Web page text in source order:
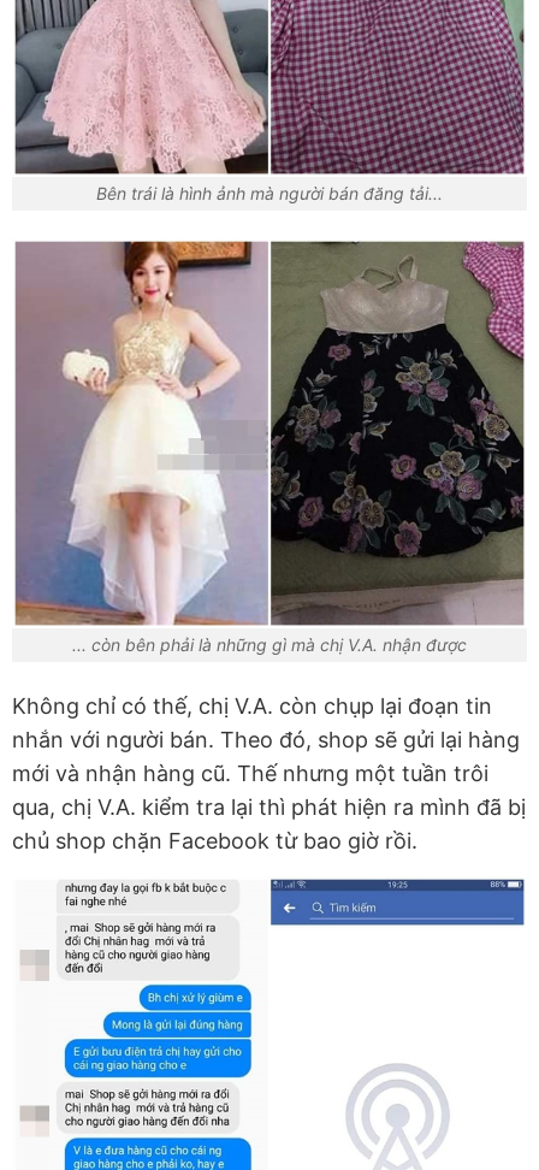
Bên trái là hình ảnh mà người bán đăng tải...
... còn bên phải là những gì mà chị V.A. nhận được
Không chỉ có thế, chị V.A. còn chụp lại đoạn tin
nhắn với người bán. Theo đó, shop sẽ gửi lại hàng
mới và nhận hàng cũ. Thế nhưng một tuần trôi
qua, chị V.A. kiểm tra lại thì phát hiện ra mình đã bị
chủ shop chặn Facebook từ bao giờ rồi.